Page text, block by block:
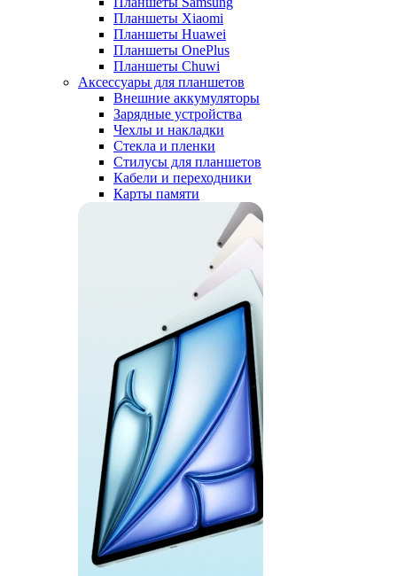
Планшеты Xiaomi
Планшеты Huawei
Планшеты OnePlus
Планшеты Chuwi
Аксессуары для планшетов
Внешние аккумуляторы
Зарядные устройства
Чехлы и накладки
Стекла и пленки
Стилусы для планшетов
Кабели и переходники
Карты памяти